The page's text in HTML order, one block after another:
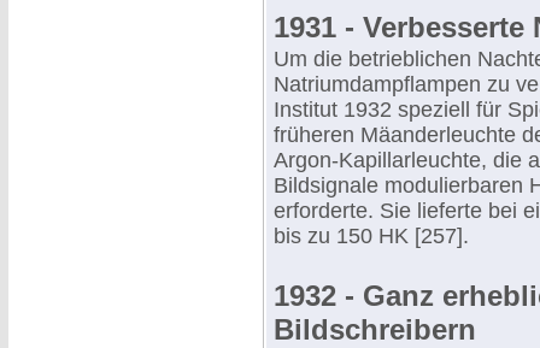
1931 -
Um die betrieblichen
Natriumdampflampen zu
Institut 1932 speziell für
früheren Mäanderleuchte
Argon-Kapillarleuchte, die
Bildsignale modulierbaren
erforderte. Sie lieferte bei
bis zu 150 HK [257].
1932 - Ganz
Bildschreibern